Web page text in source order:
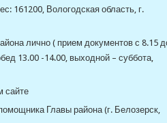
161200, Вологодская область, г.
лично ( прием документов с 8.15
13.00 -14.00, выходной – суббота,
сайте
Главы района (г. Белозерск,